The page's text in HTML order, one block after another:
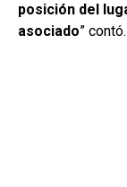
posición del
asociado” contó.